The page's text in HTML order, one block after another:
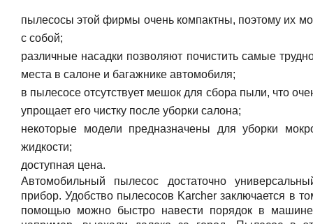
пылесосы этой фирмы очень компактны, поэтому их
с собой;
различные насадки позволяют почистить самые
места в салоне и багажнике автомобиля;
в пылесосе отсутствует мешок для сбора пыли, что
упрощает его чистку после уборки салона;
некоторые модели предназначены для уборки
жидкости;
доступная цена.
Автомобильный пылесос достаточно
прибор. Удобство пылесосов Karcher заключается в
помощью можно быстро навести порядок в